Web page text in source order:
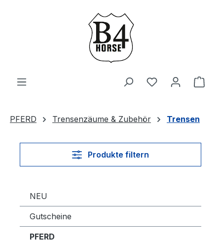
Zum Hauptinhalt springen
Du hast 0
PFERD Trensenzäume & Zubehör Trensen
Produkte filtern
NEU
Gutscheine
PFERD